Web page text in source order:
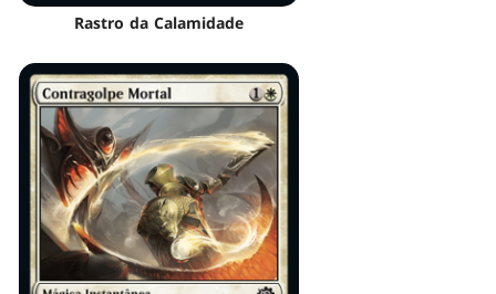
Rastro da Calamidade